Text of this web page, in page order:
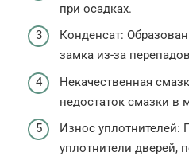
при осадках.
Конденсат:
замка из-за
Некачественная
недостаток смазки в
Износ
уплотнители дверей,